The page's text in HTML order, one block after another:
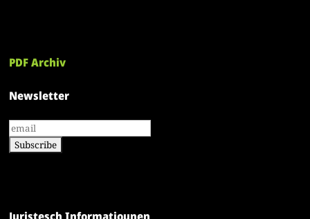
PDF Archiv
Newsletter